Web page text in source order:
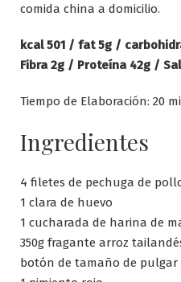
comida china a domicilio.
kcal 501 / fat 5g /
Fibra 2g / Proteína 42g /
Tiempo de Elaboración: 20
Ingredientes
4 filetes de pechuga de
1 clara de huevo
1 cucharada de harina de
350g fragante arroz
botón de tamaño de pulgar